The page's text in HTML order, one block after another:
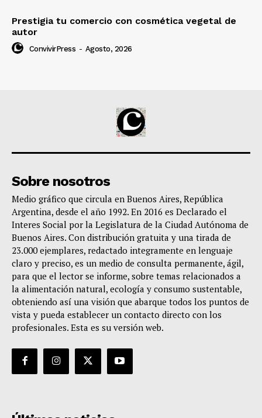
Prestigia tu comercio con cosmética vegetal de
autor
ConvivirPress - Agosto, 2026
Sobre nosotros
Medio gráfico que circula en Buenos Aires, República
Argentina, desde el año 1992. En 2016 es Declarado el
Interes Social por la Legislatura de la Ciudad Autónoma de
Buenos Aires. Con distribución gratuita y una tirada de
23.000 ejemplares, redactado integramente en lenguaje
claro y preciso, es un medio de consulta permanente, ágil,
para que el lector se informe, sobre temas relacionados a
la alimentación natural, ecología y consumo sustentable,
obteniendo así una visión que abarque todos los puntos de
vista y pueda establecer un contacto directo con los
profesionales. Esta es su versión web.